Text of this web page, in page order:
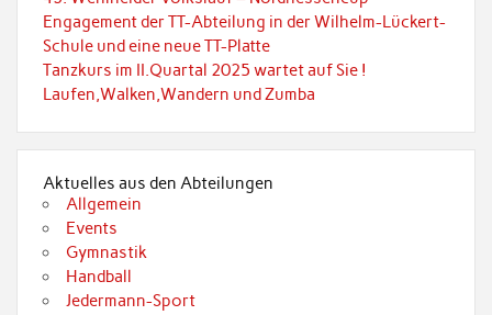
Engagement der TT-Abteilung in der Wilhelm-Lückert-
Schule und eine neue TT-Platte
Tanzkurs im II.Quartal 2025 wartet auf Sie !
Laufen,Walken,Wandern und Zumba
Aktuelles aus den Abteilungen
Allgemein
Events
Gymnastik
Handball
Jedermann-Sport